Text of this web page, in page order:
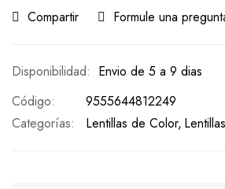
Compartir Formule una
Envio de 5 a 9 dias
Código
9555644812249
Categorías:
Lentillas de Color Lentillas